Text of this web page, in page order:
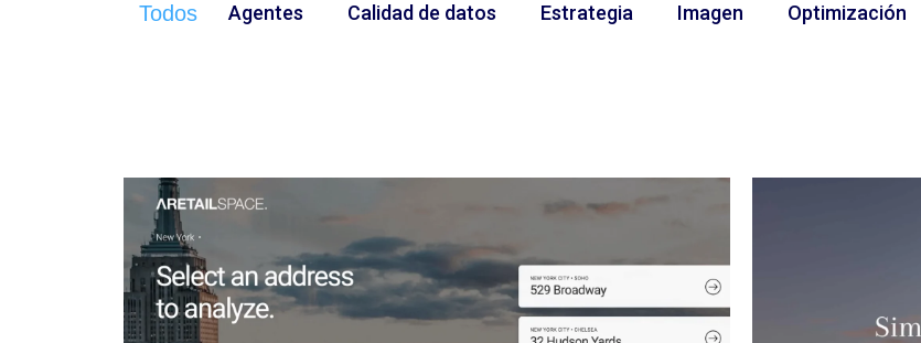
Todos Agentes Calidad de datos Estrategia Imagen Optimización